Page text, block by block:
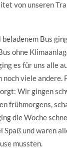
von unseren
Bus
ohne
es für uns alle
viele andere.
Wir gingen
frühmorgens,
die Woche
und waren
mussten.